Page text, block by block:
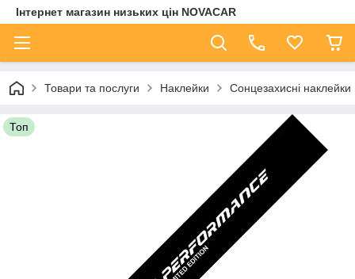
Інтернет магазин низьких цін NOVACAR
Товари та послуги Наклейки Сонцезахисні
Топ